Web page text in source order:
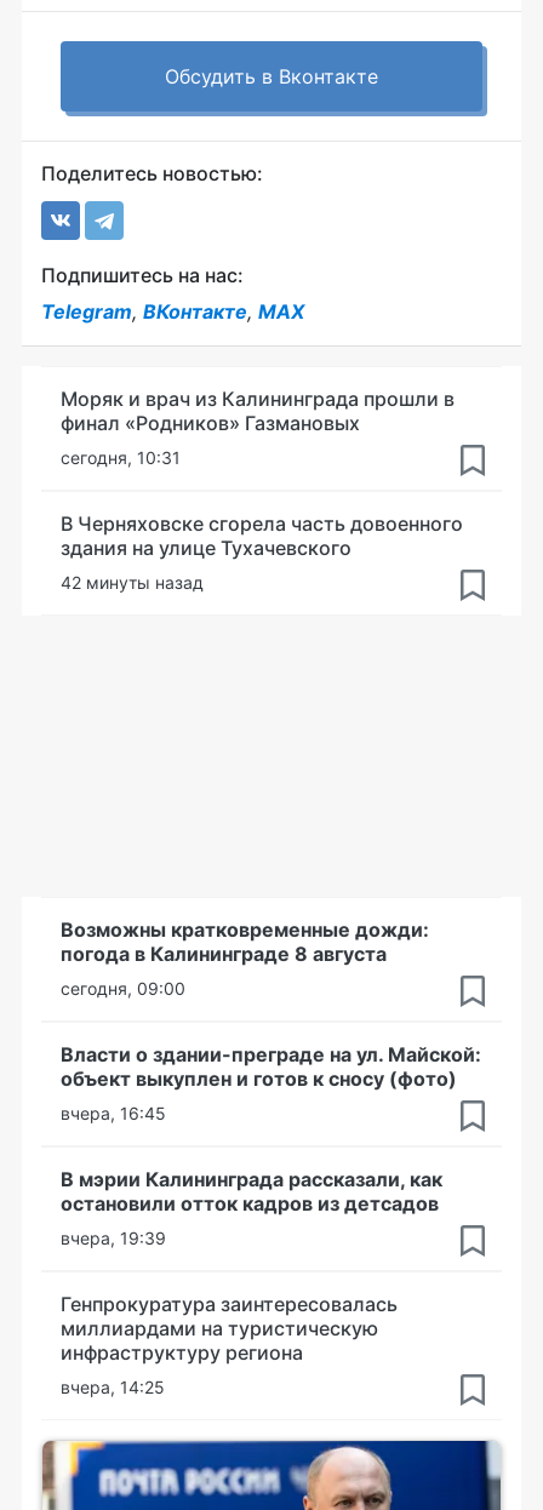
Обсудить в Вконтакте
Поделитесь новостью:
Подпишитесь на нас:
Telegram, ВКонтакте, MAX
Моряк и врач из Калининграда прошли в
финал «Родников» Газмановых
сегодня, 10:31
В Черняховске сгорела часть довоенного
здания на улице Тухачевского
42 минуты назад
Возможны кратковременные дожди:
погода в Калининграде 8 августа
сегодня, 09:00
Власти о здании-преграде на ул. Майской:
объект выкуплен и готов к сносу (фото)
вчера, 16:45
В мэрии Калининграда рассказали, как
остановили отток кадров из детсадов
вчера, 19:39
Генпрокуратура заинтересовалась
миллиардами на туристическую
инфраструктуру региона
вчера, 14:25